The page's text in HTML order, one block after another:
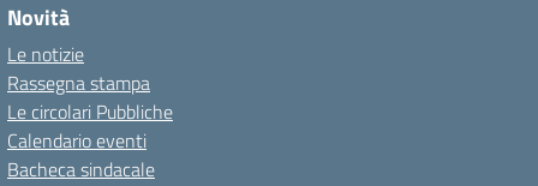
Novità
Le notizie
Rassegna stampa
Le circolari Pubbliche
Calendario eventi
Bacheca sindacale